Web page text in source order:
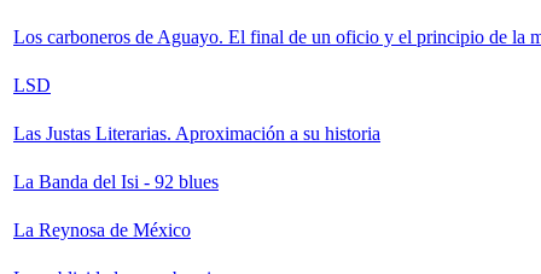
Los carboneros de Aguayo. El final de un oficio y el principio de la
LSD
Las Justas Literarias. Aproximación a su historia
La Banda del Isi - 92 blues
La Reynosa de México